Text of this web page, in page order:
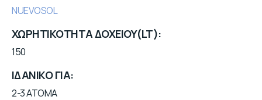
NUEVOSOL
ΧΩΡΗΤΙΚΟΤΗΤΑ ΔΟΧΕΙΟΥ(LT)
150
ΙΔΑΝΙΚΟ ΓΙΑ
2-3 ATOMA